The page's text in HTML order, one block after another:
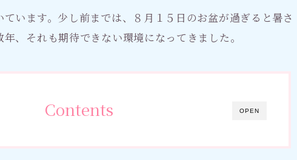
います。少し前までは、８月１５日のお盆が過ぎると暑さ
、それも期待できない環境になってきました。
OPEN
Contents